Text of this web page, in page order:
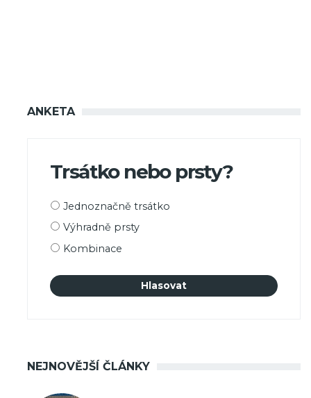
ANKETA
Trsátko nebo prsty?
Možnosti
Jednoznačně trsátko
Výhradně prsty
Kombinace
NEJNOVĚJŠÍ ČLÁNKY